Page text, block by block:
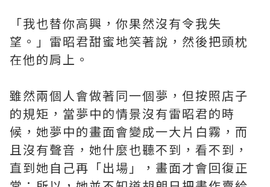
「我也替你高興，你果然沒有令我失
望。」雷昭君甜蜜地笑著說，然後把頭枕
在他的肩上。
雖然兩個人會做著同一個夢，但按照店子
的規矩，當夢中的情景沒有雷昭君的時
候，她夢中的畫面會變成一大片白霧，而
且沒有聲音，她什麼也聽不到，看不到，
直到她自己再「出場」，畫面才會回復正